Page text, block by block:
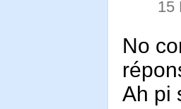
15
No
Ah pi